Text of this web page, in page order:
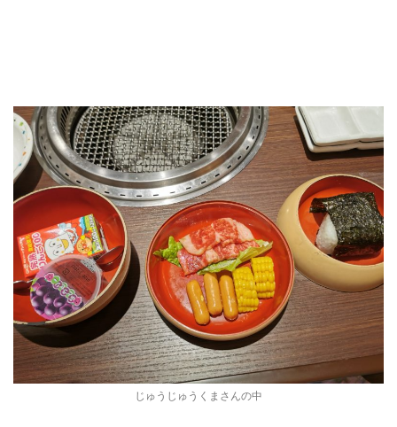
じゅうじゅうくまさんの中